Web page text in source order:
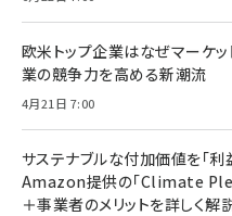
欧米トップ企業はなぜマーケ
業の競争力を高める新潮流
4月21日 7:00
サステナブルな付加価値を「利
Amazon提供の「Climate
＋事業者のメリットを詳しく解